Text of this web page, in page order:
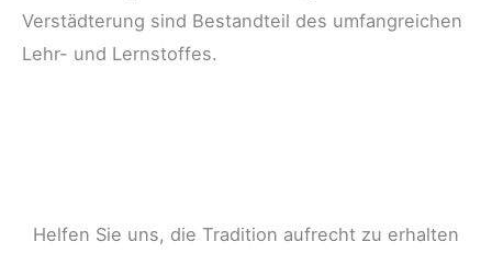
Verstädterung sind Bestandteil des umfangreichen
Lehr- und Lernstoffes.
Helfen Sie uns, die Tradition aufrecht zu erhalten